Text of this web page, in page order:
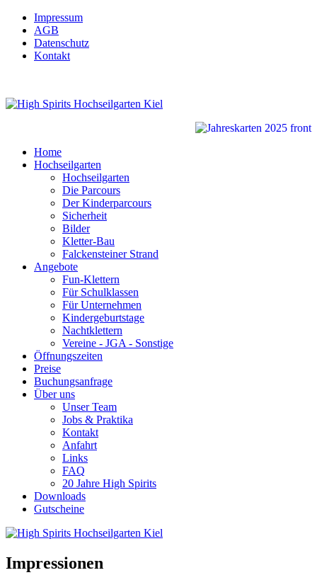
Impressum
AGB
Datenschutz
Kontakt
Home
Hochseilgarten
Hochseilgarten
Die Parcours
Der Kinderparcours
Sicherheit
Bilder
Kletter-Bau
Falckensteiner Strand
Angebote
Fun-Klettern
Für Schulklassen
Für Unternehmen
Kindergeburtstage
Nachtklettern
Vereine - JGA - Sonstige
Öffnungszeiten
Preise
Buchungsanfrage
Über uns
Unser Team
Jobs & Praktika
Kontakt
Anfahrt
Links
FAQ
20 Jahre High Spirits
Downloads
Gutscheine
Impressionen